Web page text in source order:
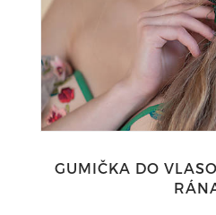
GUMIČKA DO